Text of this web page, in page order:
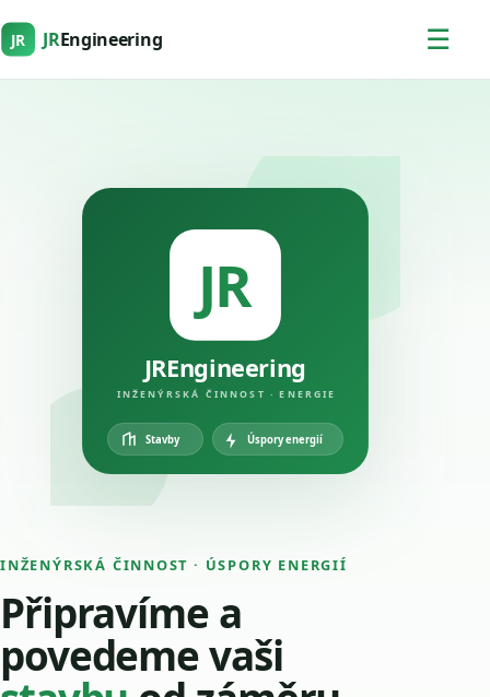
JR JREngineering ☰
INŽENÝRSKÁ ČINNOST · ÚSPORY ENERGIÍ
Připravíme a
povedeme vaši
JR
JREngineering
INŽENÝRSKÁ ČINNOST · ENERGIE
Stavby Úspory energií